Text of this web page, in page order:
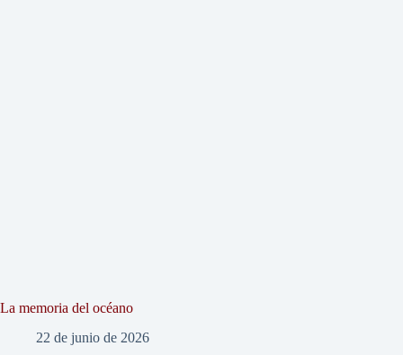
La memoria del océano
22 de junio de 2026